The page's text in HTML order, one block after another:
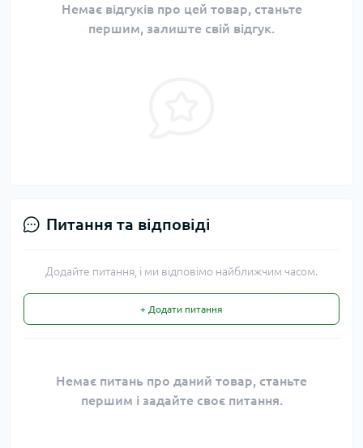
Немає відгуків про цей товар, станьте
першим, залиште свій відгук.
Питання та відповіді
Додайте питання, і ми відповімо найближчим часом.
+ Додати питання
Немає питань про даний товар, станьте
першим і задайте своє питання.